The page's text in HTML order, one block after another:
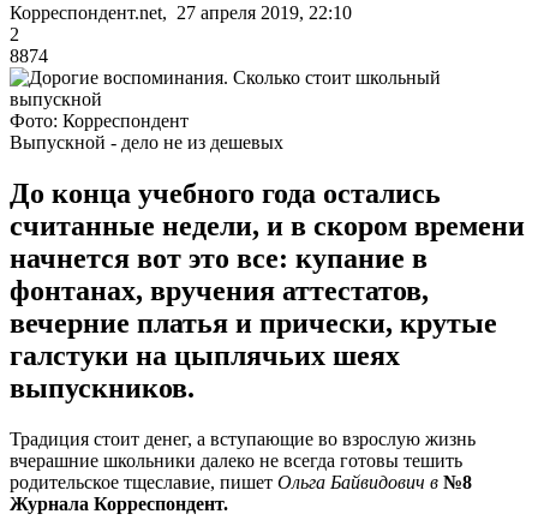
Корреспондент.net, 27 апреля 2019, 22:10
2
8874
Фото: Корреспондент
Выпускной - дело не из дешевых
До конца учебного года остались
считанные недели, и в скором времени
начнется вот это все: купание в
фонтанах, вручения аттестатов,
вечерние платья и прически, крутые
галстуки на цыплячьих шеях
выпускников.
Традиция стоит денег, а вступающие во взрослую жизнь
вчерашние школьники далеко не всегда готовы тешить
родительское тщеславие, пишет Ольга Байвидович в №8
Журнала Корреспондент.